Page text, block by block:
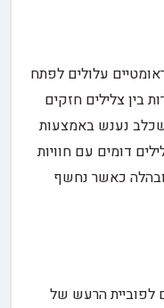
עלולים לפתח
בין צלילים חזקים
שכלב נענש באמצעות
דומים עם חוויות
ובהלה כאשר נחשף
לפוביית הרעש של